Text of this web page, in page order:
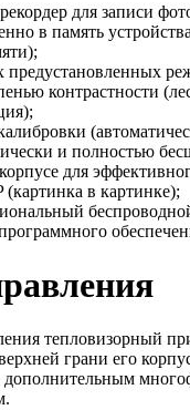
для записи
в память
предустановленных
контрастности
и полностью
для
в картинке);
тепловизорный
грани его